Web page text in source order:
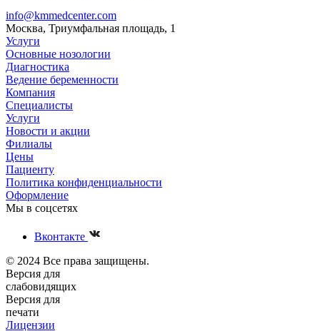
info@kmmedcenter.com
Москва, Триумфальная площадь, 1
Услуги
Основные нозологии
Диагностика
Ведение беременности
Компания
Специалисты
Услуги
Новости и акции
Филиалы
Цены
Пациенту
Политика конфиденциальности
Оформление
Мы в соцсетях
Вконтакте
© 2024 Все права защищены.
Версия для
слабовидящих
Версия для
печати
Лицензии